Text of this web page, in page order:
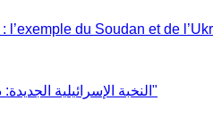
du Soudan et de
"النخبة الإسرائيلية الجديدة: دراسة في أثر صعود التيار الديني على مراكز صنع القرار"